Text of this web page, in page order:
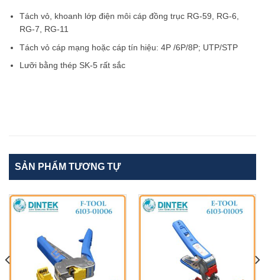
Tách vỏ, khoanh lớp điện môi cáp đồng trục RG-59, RG-6,
RG-7, RG-11
Tách vỏ cáp mạng hoặc cáp tín hiệu: 4P /6P/8P; UTP/STP
Lưỡi bằng thép SK-5 rất sắc
SẢN PHẨM TƯƠNG TỰ